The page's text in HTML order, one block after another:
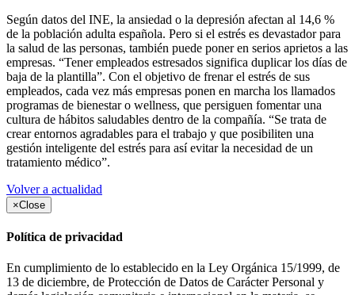
Según datos del INE, la ansiedad o la depresión afectan al 14,6 %
de la población adulta española. Pero si el estrés es devastador para
la salud de las personas, también puede poner en serios aprietos a las
empresas. “Tener empleados estresados significa duplicar los días de
baja de la plantilla”. Con el objetivo de frenar el estrés de sus
empleados, cada vez más empresas ponen en marcha los llamados
programas de bienestar o wellness, que persiguen fomentar una
cultura de hábitos saludables dentro de la compañía. “Se trata de
crear entornos agradables para el trabajo y que posibiliten una
gestión inteligente del estrés para así evitar la necesidad de un
tratamiento médico”.
Volver a actualidad
×Close
Política de privacidad
En cumplimiento de lo establecido en la Ley Orgánica 15/1999, de
13 de diciembre, de Protección de Datos de Carácter Personal y